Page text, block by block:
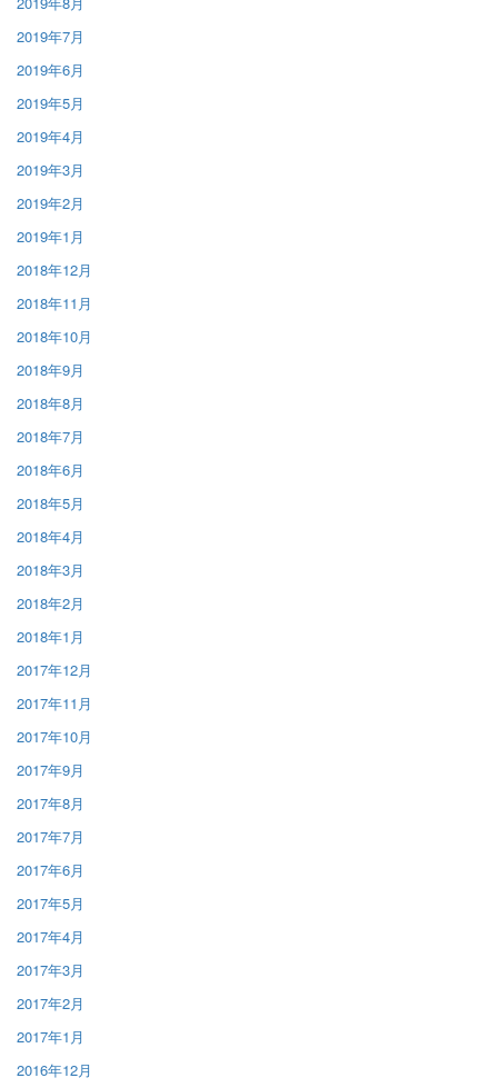
2019年7月
2019年6月
2019年5月
2019年4月
2019年3月
2019年2月
2019年1月
2018年12月
2018年11月
2018年10月
2018年9月
2018年8月
2018年7月
2018年6月
2018年5月
2018年4月
2018年3月
2018年2月
2018年1月
2017年12月
2017年11月
2017年10月
2017年9月
2017年8月
2017年7月
2017年6月
2017年5月
2017年4月
2017年3月
2017年2月
2017年1月
2016年12月